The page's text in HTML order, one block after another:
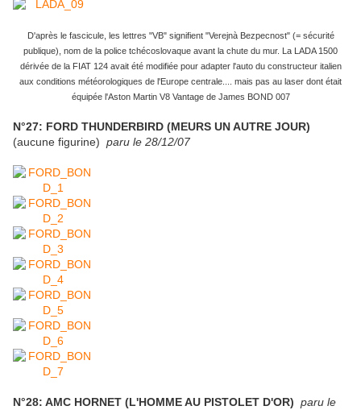
D'après le fascicule, les lettres "VB" signifient "Verejnà Bezpecnost" (= sécurité
publique), nom de la police tchécoslovaque avant la chute du mur. La LADA 1500
dérivée de la FIAT 124 avait été modifiée pour adapter l'auto du constructeur italien
aux conditions météorologiques de l'Europe centrale.... mais pas au laser dont était
équipée l'Aston Martin V8 Vantage de James BOND 007
N°27: FORD THUNDERBIRD (MEURS UN AUTRE JOUR)
(aucune figurine) paru le 28/12/07
N°28: AMC HORNET (L'HOMME AU PISTOLET D'OR) paru le